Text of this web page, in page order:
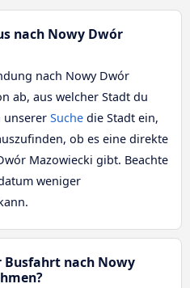
nach Nowy Dwór
nach Nowy Dwór
ab, aus welcher Stadt du
unserer Suche die Stadt ein,
ob es eine direkte
Mazowiecki gibt. Beachte
weniger
Busfahrt nach Nowy